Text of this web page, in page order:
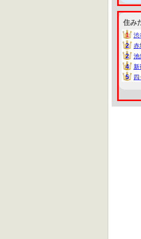
住み
1
1
渋
2
2
赤
2
2
池
4
4
新
5
5